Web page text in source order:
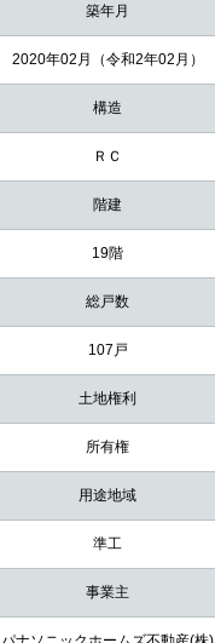
築年月
2020年02月（令和2年02月）
構造
ＲＣ
階建
19階
総戸数
107戸
土地権利
所有権
用途地域
準工
事業主